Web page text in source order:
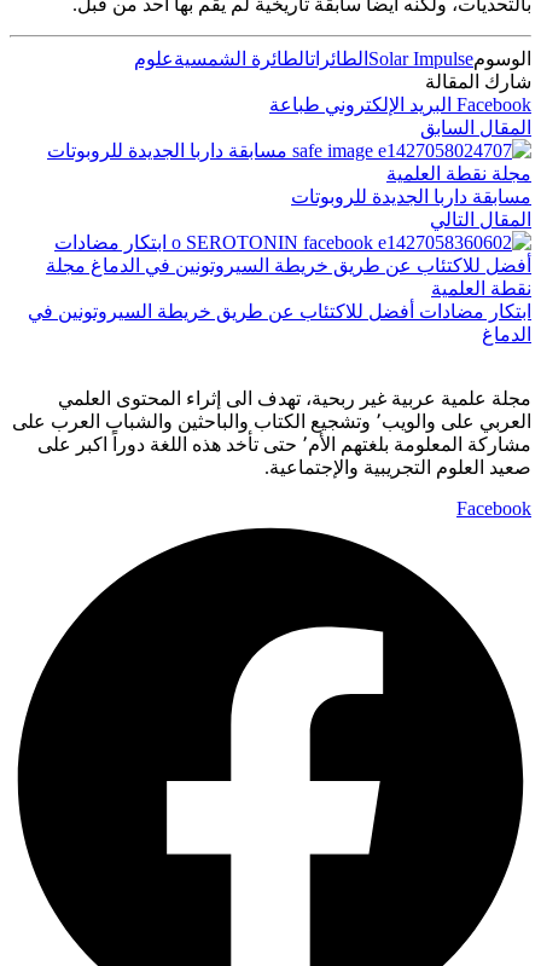
الوسومSolar Impulse الطائراتالطائرة الشمسيةعلوم
شارك المقالة
Facebook البريد الإلكتروني طباعة
المقال السابق
مسابقة داربا الجديدة للروبوتات
المقال التالي
ابتكار مضادات أفضل للاكتئاب عن طريق خريطة السيروتونين في
الدماغ
مجلة علمية عربية غير ربحية، تهدف الى إثراء المحتوى العلمي
العربي على والويب٬ وتشجيع الكتاب والباحثين والشباب العرب على
مشاركة المعلومة بلغتهم الأم٬ حتى تأخد هذه اللغة دوراً اكبر على
صعيد العلوم التجريبية والإجتماعية.
Facebook